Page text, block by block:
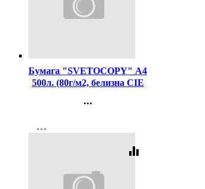
Бумага "SVETOCOPY" А4
500л. (80г/м2, белизна CIE
(Ст.5)
...
Регистрация
more_horiz
equalizer